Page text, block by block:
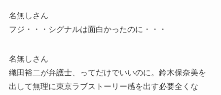
名無しさん
フジ・・・シグナルは面白かったのに・・・
名無しさん
織田裕二が弁護士、ってだけでいいのに。鈴木保奈美を
出して無理に東京ラブストーリー感を出す必要全くな